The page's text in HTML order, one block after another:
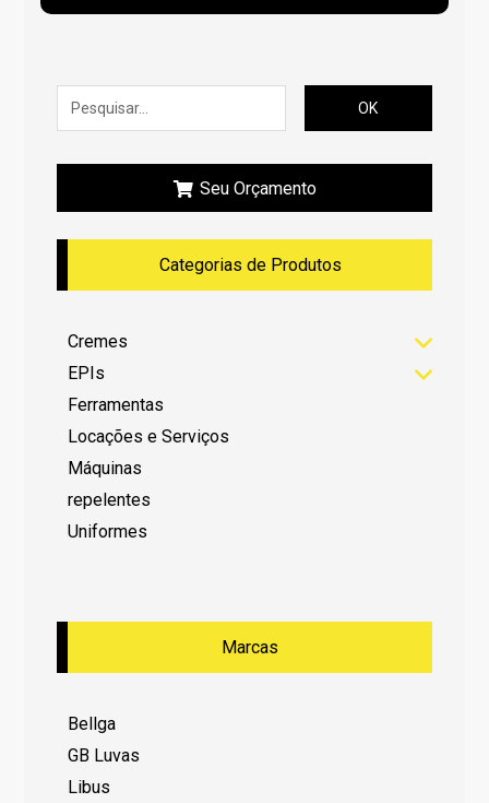
OK
Seu Orçamento
Categorias de Produtos
Cremes
EPIs
Ferramentas
Locações e Serviços
Máquinas
repelentes
Uniformes
Marcas
Bellga
GB Luvas
Libus